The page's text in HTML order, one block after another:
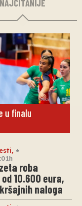
NAJČITANIJE
u finalu
,
roba
10.600 eura,
naloga